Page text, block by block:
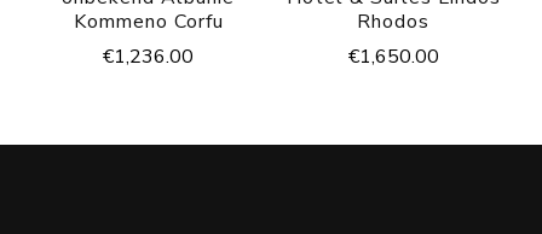
Kommeno Corfu
€1,236.00
Rhodos
€1,650.00